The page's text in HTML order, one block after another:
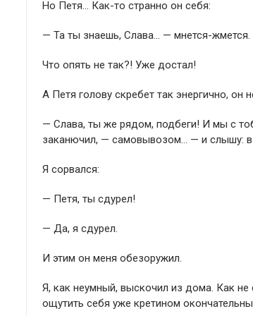
Но Петя… Как-то странно он себя:
— Та ты знаешь, Слава… — мнется-жмется.
Что опять не так?! Уже достал!
А Петя голову скребет так энергично,
— Слава, ты же рядом, подбеги! И мы с
заканючил, — самовывозом… — и слышу: в
Я сорвался:
— Петя, ты сдурел!
— Да, я сдурел.
И этим он меня обезоружил.
Я, как неумный, выскочил из дома. Как
ощутить себя уже кретином